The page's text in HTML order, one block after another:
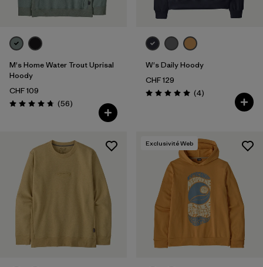
M's Home Water Trout Uprisal
Hoody
CHF 109
Évaluation: 4.7 / 5
(56Avis
)
W's Daily Hoody
CHF 129
Évaluation: 5.0 / 5
(4Avis
)
Exclusivité Web